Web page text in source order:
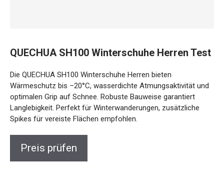
QUECHUA SH100 Winterschuhe Herren Test
Die QUECHUA SH100 Winterschuhe Herren bieten
Wärmeschutz bis –20°C, wasserdichte Atmungsaktivität und
optimalen Grip auf Schnee. Robuste Bauweise garantiert
Langlebigkeit. Perfekt für Winterwanderungen, zusätzliche
Spikes für vereiste Flächen empfohlen.
Preis prüfen